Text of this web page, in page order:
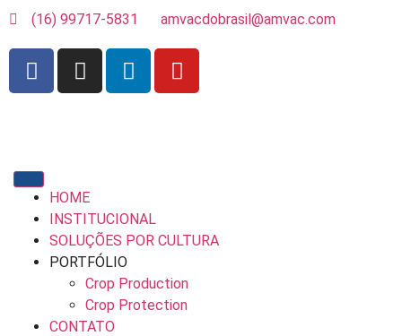
(16) 99717-5831 amvacdobrasil@amvac.com
HOME
INSTITUCIONAL
SOLUÇÕES POR CULTURA
PORTFÓLIO
Crop Production
Crop Protection
CONTATO